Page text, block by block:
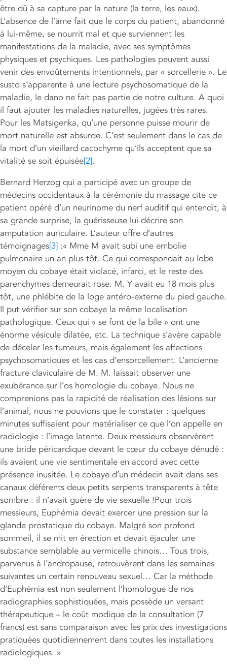
être dû à sa capture par la nature (la terre, les eaux).
L’absence de l’âme fait que le corps du patient, abandonné
à lui-même, se nourrit mal et que surviennent les
manifestations de la maladie, avec ses symptômes
physiques et psychiques. Les pathologies peuvent aussi
venir des envoûtements intentionnels, par « sorcellerie ». Le
susto s’apparente à une lecture psychosomatique de la
maladie, le dano ne fait pas partie de notre culture. A quoi
il faut ajouter les maladies naturelles, jugées très rares.
Pour les Matsigenka, qu’une personne puisse mourir de
mort naturelle est absurde. C’est seulement dans le cas de
la mort d’un vieillard cacochyme qu’ils acceptent que sa
vitalité se soit épuisée[2].
Bernard Herzog qui a participé avec un groupe de
médecins occidentaux à la cérémonie du massage cite ce
patient opéré d’un neurinome du nerf auditif qui entendit, à
sa grande surprise, la guérisseuse lui décrire son
amputation auriculaire. L’auteur offre d’autres
témoignages[3] :« Mme M avait subi une embolie
pulmonaire un an plus tôt. Ce qui correspondait au lobe
moyen du cobaye était violacé, infarci, et le reste des
parenchymes demeurait rose. M. Y avait eu 18 mois plus
tôt, une phlébite de la loge antéro-externe du pied gauche.
Il put vérifier sur son cobaye la même localisation
pathologique. Ceux qui « se font de la bile » ont une
énorme vésicule dilatée, etc. La technique s’avère capable
de déceler les tumeurs, mais également les affections
psychosomatiques et les cas d’ensorcellement. L’ancienne
fracture claviculaire de M. M. laissait observer une
exubérance sur l’os homologie du cobaye. Nous ne
comprenions pas la rapidité de réalisation des lésions sur
l’animal, nous ne pouvions que le constater : quelques
minutes suffisaient pour matérialiser ce que l’on appelle en
radiologie : l’image latente. Deux messieurs observèrent
une bride péricardique devant le cœur du cobaye dénudé :
ils avaient une vie sentimentale en accord avec cette
présence inusitée. Le cobaye d’un médecin avait dans ses
canaux déférents deux petits serpents transparents à tête
sombre : il n’avait guère de vie sexuelle !Pour trois
messieurs, Euphémia devait exercer une pression sur la
glande prostatique du cobaye. Malgré son profond
sommeil, il se mit en érection et devait éjaculer une
substance semblable au vermicelle chinois… Tous trois,
parvenus à l’andropause, retrouvèrent dans les semaines
suivantes un certain renouveau sexuel… Car la méthode
d’Euphémia est non seulement l’homologue de nos
radiographies sophistiquées, mais possède un versant
thérapeutique – le coût modique de la consultation (7
francs) est sans comparaison avec les prix des investigations
pratiquées quotidiennement dans toutes les installations
radiologiques. »